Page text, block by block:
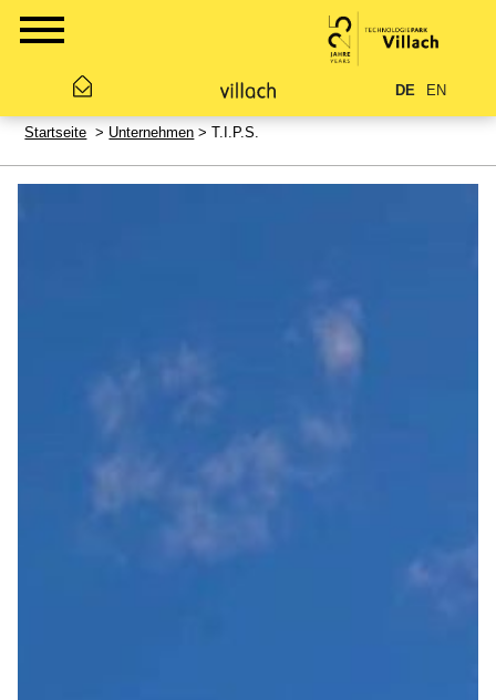
DE EN
Startseite > Unternehmen > T.I.P.S.